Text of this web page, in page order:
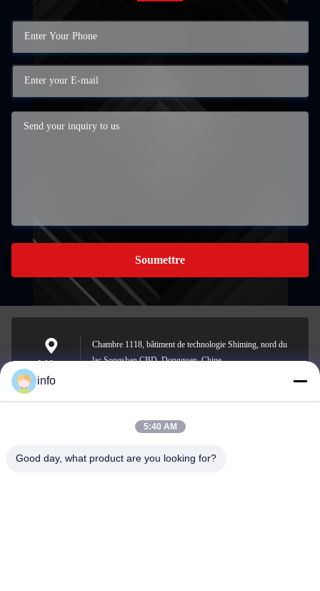
Soumettre
Address
Chambre 1118, bâtiment de technologie Shiming, nord du
lac Songshan CBD, Dongguan, Chine
info@gdpowerplus.com
info
5:40 AM
Good day, what product are you looking for?